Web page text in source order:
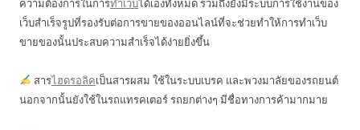
ความต้องการในการทำเว็บได้เองทั้งหมด รวมถึงยังมีระบบการใช้งานของ
เว็บสำเร็จรูปที่รองรับต่อการขายของออนไลน์ที่จะช่วยทำให้การทำเว็บ
ขายของนั้นประสบความสำเร็จได้ง่ายยิ่งขึ้น
สารไฮดรอลิคเป็นสารผสม ใช้ในระบบเบรค และพวงมาลัยของรถยนต์
นอกจากนั้นยังใช้ในรถแทรคเตอร์ รถยกต่างๆ มีชื่อทางการค้ามากมาย